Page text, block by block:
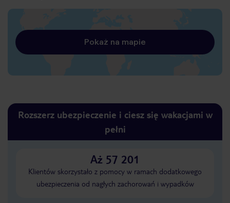
Pokaż na mapie
Rozszerz ubezpieczenie i ciesz się wakacjami w
pełni
Aż 57 201
Klientów skorzystało z pomocy w ramach dodatkowego
ubezpieczenia od nagłych zachorowań i wypadków